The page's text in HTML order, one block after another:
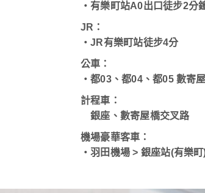
・有樂町站A0出口徒步2分
JR：
・JR有樂町站徒步4分
公車：
・都03、都04、都05 數
計程車：
銀座、數寄屋橋交叉路
機場豪華客車：
・羽田機場 > 銀座站(有樂